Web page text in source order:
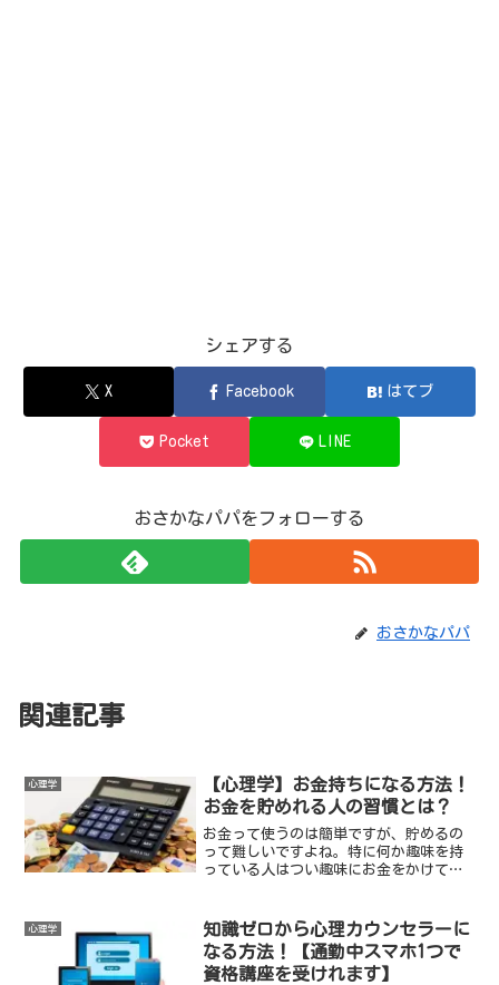
シェアする
X Facebook はてブ
Pocket LINE
おさかなパパをフォローする
おさかなパパ
関連記事
心理学
【心理学】お金持ちになる方法！
お金を貯めれる人の習慣とは？
お金って使うのは簡単ですが、貯めるの
って難しいですよね。特に何か趣味を持
っている人はつい趣味にお金をかけてし
貯められる人と貯められない人っている
思います。何か違いはあるのでしょう
か？実は心理学的にある習慣がある人は
お金が貯まりやすいとの結果があるので
心理学
知識ゼロから心理カウンセラーに
なる方法！【通勤中スマホ1つで
資格講座を受けれます】